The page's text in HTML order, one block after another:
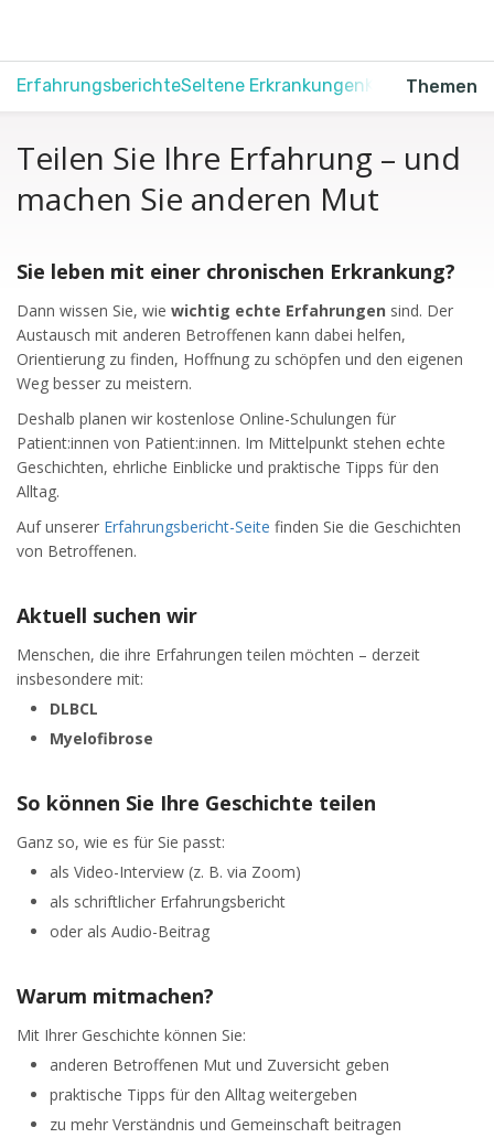
ErfahrungsberichteSeltene ErkrankungenKrebsThemen
Teilen Sie Ihre Erfahrung – und
machen Sie anderen Mut
Sie leben mit einer chronischen Erkrankung?
Dann wissen Sie, wie wichtig echte Erfahrungen sind. Der
Austausch mit anderen Betroffenen kann dabei helfen,
Orientierung zu finden, Hoffnung zu schöpfen und den eigenen
Weg besser zu meistern.
Deshalb planen wir kostenlose Online-Schulungen für
Patient:innen von Patient:innen. Im Mittelpunkt stehen echte
Geschichten, ehrliche Einblicke und praktische Tipps für den
Alltag.
Auf unserer Erfahrungsbericht-Seite finden Sie die Geschichten
von Betroffenen.
Aktuell suchen wir
Menschen, die ihre Erfahrungen teilen möchten – derzeit
insbesondere mit:
DLBCL
Myelofibrose
So können Sie Ihre Geschichte teilen
Ganz so, wie es für Sie passt:
als Video-Interview (z. B. via Zoom)
als schriftlicher Erfahrungsbericht
oder als Audio-Beitrag
Warum mitmachen?
Mit Ihrer Geschichte können Sie:
anderen Betroffenen Mut und Zuversicht geben
praktische Tipps für den Alltag weitergeben
zu mehr Verständnis und Gemeinschaft beitragen